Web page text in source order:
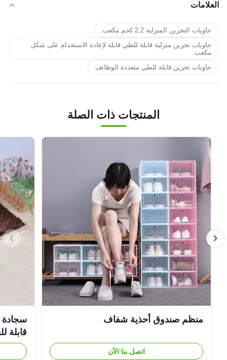
العلامات
حاويات التخزين المنزلية 2.2 كجم مكعب
حاويات تخزين منزلية قابلة للطي قابلة لإعادة الاستخدام على شكل
مكعب
حاويات تخزين قابلة للطي متعددة الوظائف
المنتجات ذات الصلة
منظم صندوق أحذية شفاف
اتصل بنا الآن
سجادة
قابلة